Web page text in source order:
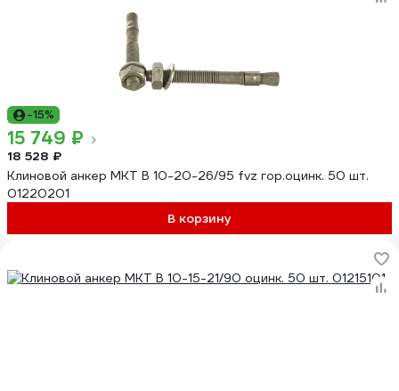
-15%
15 749 ₽
18 528 ₽
Клиновой анкер MKT В 10-20-26/95 fvz гор.оцинк. 50 шт.
01220201
В корзину